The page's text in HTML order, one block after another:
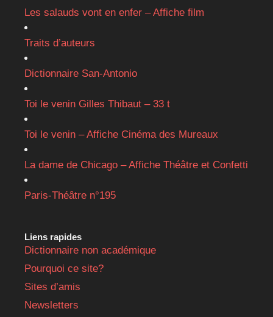
Les salauds vont en enfer – Affiche film
Traits d’auteurs
Dictionnaire San-Antonio
Toi le venin Gilles Thibaut – 33 t
Toi le venin – Affiche Cinéma des Mureaux
La dame de Chicago – Affiche Théâtre et Confetti
Paris-Théâtre n°195
Liens rapides
Dictionnaire non académique
Pourquoi ce site?
Sites d’amis
Newsletters